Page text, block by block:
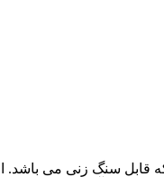
اینکه قابل سنگ زنی می